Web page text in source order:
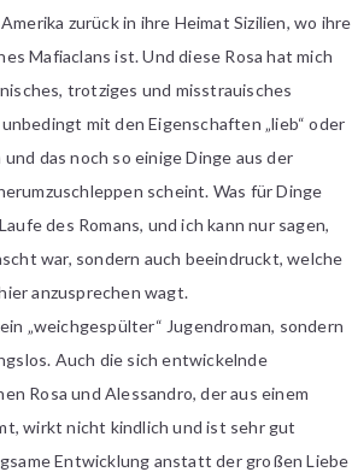
zurück in ihre Heimat Sizilien, wo ihre
Mafiaclans ist. Und diese Rosa hat mich
trotziges und misstrauisches
mit den Eigenschaften „lieb“ oder
das noch so einige Dinge aus der
scheint. Was für Dinge
des Romans, und ich kann nur sagen,
war, sondern auch beeindruckt, welche
anzusprechen wagt.
„weichgespülter“ Jugendroman, sondern
Auch die sich entwickelnde
Rosa und Alessandro, der aus einem
wirkt nicht kindlich und ist sehr gut
Entwicklung anstatt der großen Liebe